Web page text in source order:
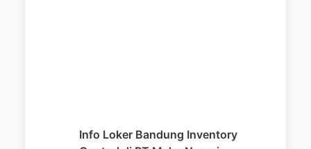
Info Loker Bandung Inventory